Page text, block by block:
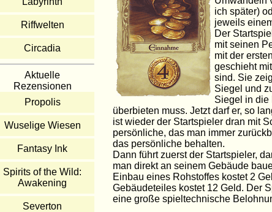
Riffwelten
Circadia
Aktuelle
Rezensionen
Propolis
Wuselige Wiesen
Fantasy Ink
Spirits of the Wild:
Awakening
Severton
ich später)
jeweils
Der
mit seinen
mit der
geschieht
sind. Sie
Siegel und
Siegel in die
überbieten muss. Jetzt darf er, so
ist wieder der Startspieler dran mit
persönliche, das man immer
das persönliche behalten.
Dann führt zuerst der Startspieler,
man direkt an seinem Gebäude
Einbau eines Rohstoffes kostet 2
Gebäudeteiles kostet 12 Geld. Der
eine große spieltechnische